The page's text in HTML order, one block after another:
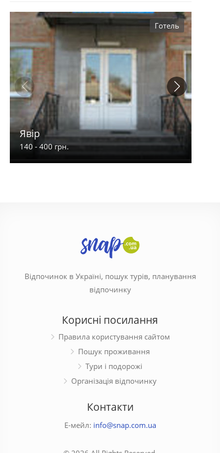
Готель
Явір
140 - 400 грн.
Відпочинок в Україні, пошук турів, планування
відпочинку
Корисні посилання
Правила користування сайтом
Пошук проживання
Тури і подорожі
Організація відпочинку
Контакти
Е-мейл: info@snap.com.ua